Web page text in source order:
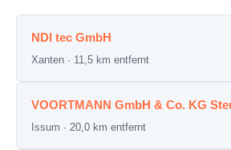
NDI tec GmbH
Xanten · 11,5 km entfernt
VOORTMANN GmbH & Co. KG
Issum · 20,0 km entfernt